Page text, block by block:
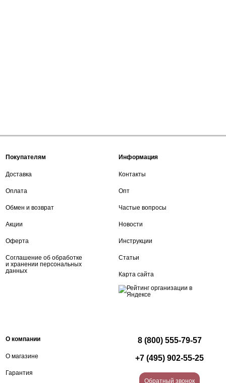
Покупателям
Доставка
Оплата
Обмен и возврат
Акции
Оферта
Соглашение об обработке
и хранении персональных
данных
Информация
Контакты
Опт
Частые вопросы
Новости
Инструкции
Статьи
Карта сайта
О компании
О магазине
Гарантия
8 (800) 555-79-57
+7 (495) 902-55-25
Обратный звонок